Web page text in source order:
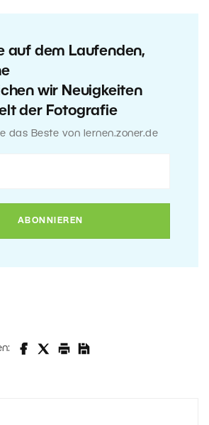
auf dem Laufenden,
wir Neuigkeiten
der Fotografie
das Beste von lernen.zoner.de